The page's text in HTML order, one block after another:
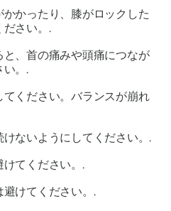
かったり、膝がロックした
ださい。.
、首の痛みや頭痛につなが
い。.
ください。バランスが崩れ
ないようにしてください。.
てください。.
けてください。.